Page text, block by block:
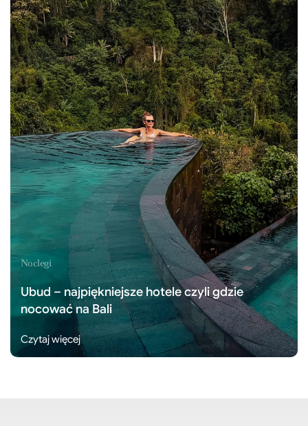
Noclegi
Ubud – najpiękniejsze hotele czyli gdzie
nocować na Bali
Czytaj więcej